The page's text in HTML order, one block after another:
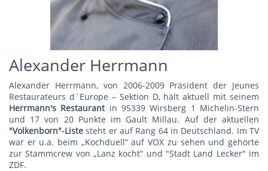
Alexander Herrmann
Alexander Herrmann, von 2006-2009 Präsident der Jeunes
Restaurateurs d´Europe – Sektion D, hält aktuell mit seinem
Herrmann's Restaurant in 95339 Wirsberg 1 Michelin-Stern
und 17 von 20 Punkte im Gault Millau. Auf der aktuellen
"Volkenborn"-Liste steht er auf Rang 64 in Deutschland. Im TV
war er u.a. beim „Kochduell“ auf VOX zu sehen und gehörte
zur Stammcrew von „Lanz kocht“ und "Stadt Land Lecker" im
ZDF.